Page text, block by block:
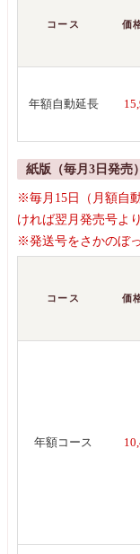
コース 価
年額自動延長
紙版（毎月3日発売）
※毎月15日（月額自
ければ翌月発売号よ
※発送号をさかのぼ
コース 価
年額コース